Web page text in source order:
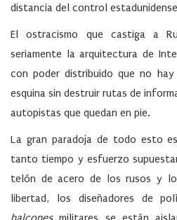
distancia del control
El ostracismo que castiga a
seriamente la arquitectura de
con poder distribuido que no
esquina sin destruir rutas de
autopistas que quedan en pie.
La gran paradoja de todo esto
tanto tiempo y esfuerzo
telón de acero de los rusos y
libertad, los diseñadores de